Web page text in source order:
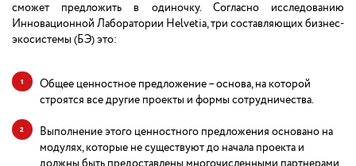
сможет предложить в одиночку. Согласно исследованию
Инновационной Лаборатории Helvetia, три составляющих бизнес-
экосистемы (БЭ) это:
Общее ценностное предложение – основа, на которой
строятся все другие проекты и формы сотрудничества.
Выполнение этого ценностного предложения основано на
модулях, которые не существуют до начала проекта и